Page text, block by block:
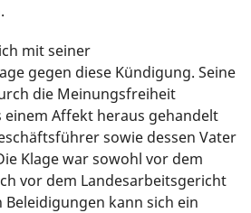
mit seiner
gegen diese Kündigung. Seine
die Meinungsfreiheit
einem Affekt heraus gehandelt
sowie dessen Vater
Klage war sowohl vor dem
vor dem Landesarbeitsgericht
kann sich ein